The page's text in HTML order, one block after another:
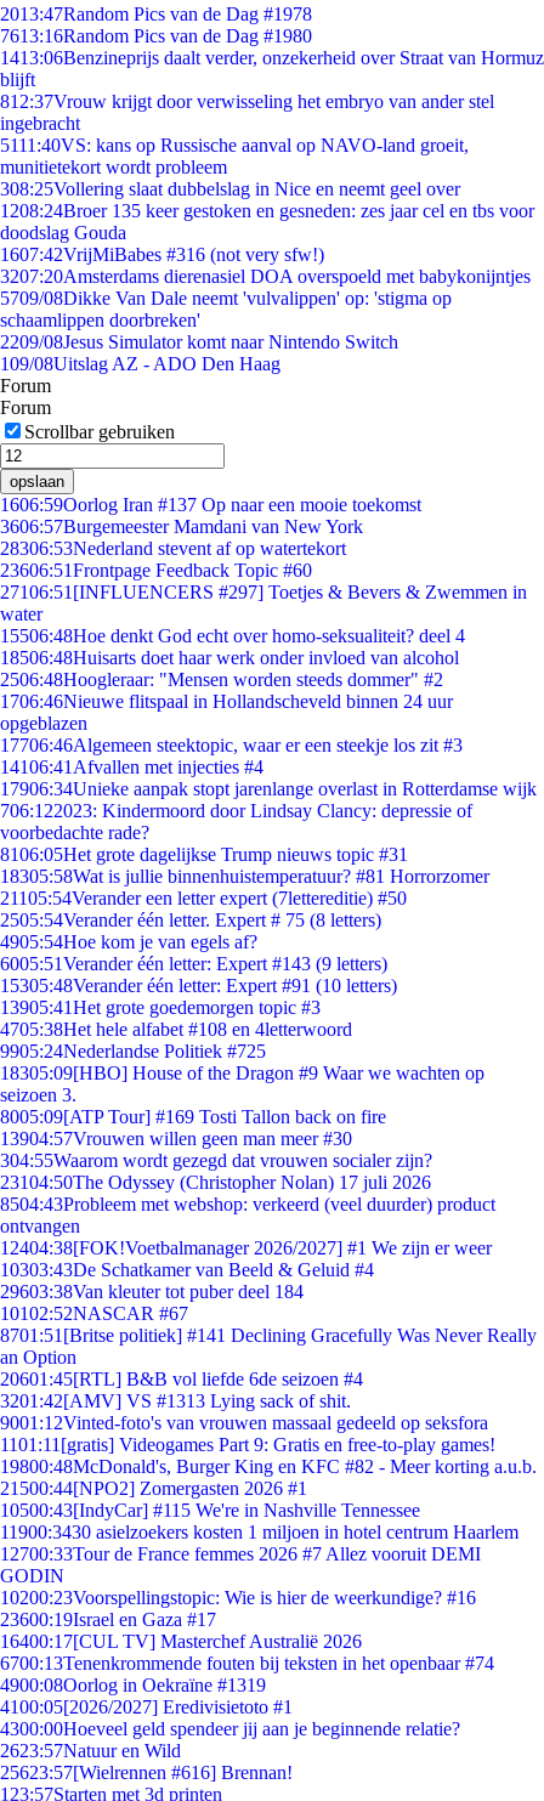
2013:47Random Pics van de Dag #1978
7613:16Random Pics van de Dag #1980
1413:06Benzineprijs daalt verder, onzekerheid over Straat van Hormuz
blijft
812:37Vrouw krijgt door verwisseling het embryo van ander stel
ingebracht
5111:40VS: kans op Russische aanval op NAVO-land groeit,
munitietekort wordt probleem
308:25Vollering slaat dubbelslag in Nice en neemt geel over
1208:24Broer 135 keer gestoken en gesneden: zes jaar cel en tbs voor
doodslag Gouda
1607:42VrijMiBabes #316 (not very sfw!)
3207:20Amsterdams dierenasiel DOA overspoeld met babykonijntjes
5709/08Dikke Van Dale neemt 'vulvalippen' op: 'stigma op
schaamlippen doorbreken'
2209/08Jesus Simulator komt naar Nintendo Switch
109/08Uitslag AZ - ADO Den Haag
Forum
Forum
Scrollbar gebruiken
opslaan
1606:59Oorlog Iran #137 Op naar een mooie toekomst
3606:57Burgemeester Mamdani van New York
28306:53Nederland stevent af op watertekort
23606:51Frontpage Feedback Topic #60
27106:51 [INFLUENCERS #297] Toetjes & Bevers & Zwemmen in
water
15506:48Hoe denkt God echt over homo-seksualiteit? deel 4
18506:48Huisarts doet haar werk onder invloed van alcohol
2506:48Hoogleraar: "Mensen worden steeds dommer" #2
1706:46Nieuwe flitspaal in Hollandscheveld binnen 24 uur
opgeblazen
17706:46Algemeen steektopic, waar er een steekje los zit #3
14106:41 Afvallen met injecties #4
17906:34Unieke aanpak stopt jarenlange overlast in Rotterdamse wijk
706:122023: Kindermoord door Lindsay Clancy: depressie of
voorbedachte rade?
8106:05Het grote dagelijkse Trump nieuws topic #31
18305:58Wat is jullie binnenhuistemperatuur? #81 Horrorzomer
21105:54Verander een letter expert (7lettereditie) #50
2505:54Verander één letter. Expert # 75 (8 letters)
4905:54Hoe kom je van egels af?
6005:51Verander één letter: Expert #143 (9 letters)
15305:48Verander één letter: Expert #91 (10 letters)
13905:41Het grote goedemorgen topic #3
4705:38Het hele alfabet #108 en 4letterwoord
9905:24Nederlandse Politiek #725
18305:09[HBO] House of the Dragon #9 Waar we wachten op
seizoen 3.
8005:09[ATP Tour] #169 Tosti Tallon back on fire
13904:57Vrouwen willen geen man meer #30
304:55Waarom wordt gezegd dat vrouwen socialer zijn?
23104:50The Odyssey (Christopher Nolan) 17 juli 2026
8504:43Probleem met webshop: verkeerd (veel duurder) product
ontvangen
12404:38[FOK!Voetbalmanager 2026/2027] #1 We zijn er weer
10303:43De Schatkamer van Beeld & Geluid #4
29603:38Van kleuter tot puber deel 184
10102:52NASCAR #67
8701:51 [Britse politiek] #141 Declining Gracefully Was Never Really
an Option
20601:45[RTL] B&B vol liefde 6de seizoen #4
3201:42[AMV] VS #1313 Lying sack of shit.
9001:12Vinted-foto's van vrouwen massaal gedeeld op seksfora
1101:11 [gratis] Videogames Part 9: Gratis en free-to-play games!
19800:48McDonald's, Burger King en KFC #82 - Meer korting a.u.b.
21500:44[NPO2] Zomergasten 2026 #1
10500:43[IndyCar] #115 We're in Nashville Tennessee
11900:3430 asielzoekers kosten 1 miljoen in hotel centrum Haarlem
12700:33Tour de France femmes 2026 #7 Allez vooruit DEMI
GODIN
10200:23Voorspellingstopic: Wie is hier de weerkundige? #16
23600:19Israel en Gaza #17
16400:17[CUL TV] Masterchef Australië 2026
6700:13Tenenkrommende fouten bij teksten in het openbaar #74
4900:08Oorlog in Oekraïne #1319
4100:05[2026/2027] Eredivisietoto #1
4300:00Hoeveel geld spendeer jij aan je beginnende relatie?
2623:57Natuur en Wild
25623:57[Wielrennen #616] Brennan!
1 23:57Starten met 3d printen